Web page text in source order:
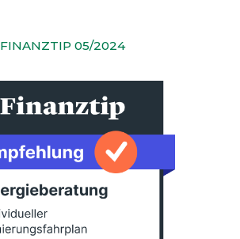
FINANZTIP 05/2024